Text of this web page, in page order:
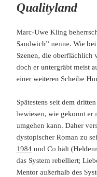
Qualityland
Marc-Uwe Kling
Sandwich” nenne. Wie
Szenen, die oberflächlich
doch er untergräbt meist
einer weiteren Scheibe
Spätestens seit dem
bewiesen, wie gekonnt er
umgehen kann. Daher
dystopischer Roman zu
1984 und Co hält
das System rebelliert;
Mentor außerhalb des